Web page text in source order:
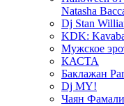
Natasha
Dj Stan
KDK:
Мужское
КАСТА
Баклажан
Dj MY!
Чаян Фамали